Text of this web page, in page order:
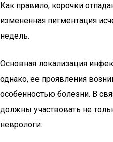
Как правило, корочки
измененная пигментация
недель.
Основная локализация
однако, ее проявления
особенностью болезни. В
должны участвовать не
неврологи.